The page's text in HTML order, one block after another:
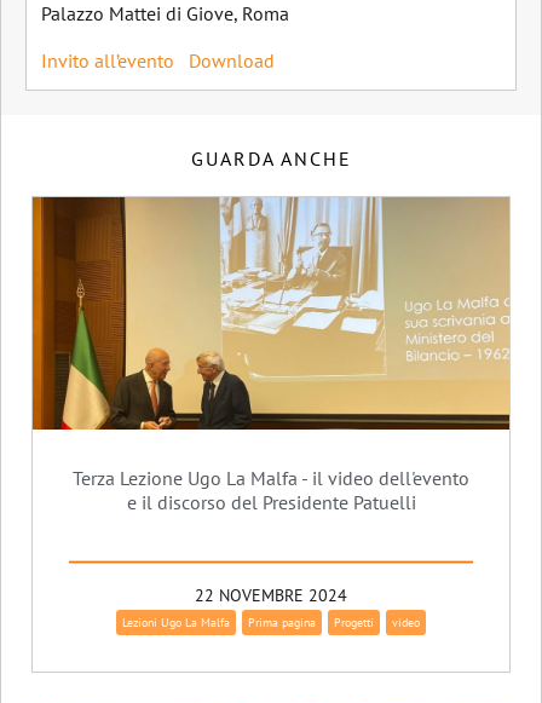
Palazzo Mattei di Giove, Roma
Invito all’evento
Download
GUARDA ANCHE
Terza Lezione Ugo La Malfa - il video dell'evento
e il discorso del Presidente Patuelli
22 NOVEMBRE 2024
Lezioni Ugo La Malfa Prima pagina Progetti video